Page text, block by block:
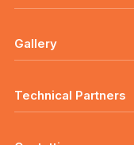
Gallery
Technical Partners